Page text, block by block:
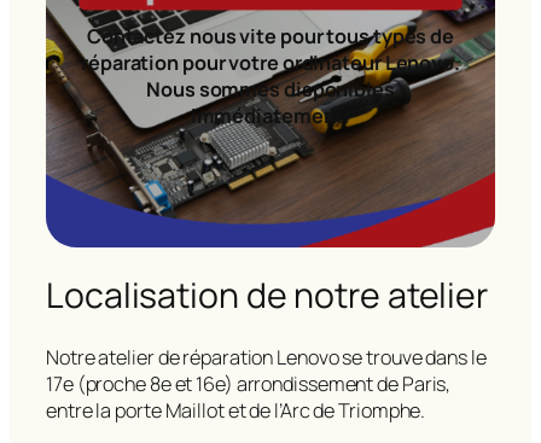
Contactez nous vite pour tous types de
réparation pour votre ordinateur Lenovo.
Nous sommes disponibles
immédiatement!
Localisation de notre atelier
Notre atelier de réparation Lenovo se trouve dans le
17e (proche 8e et 16e) arrondissement de Paris,
entre la porte Maillot et de l’Arc de Triomphe.